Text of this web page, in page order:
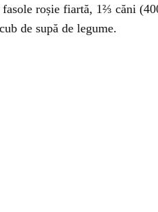
roșie fiartă, 1⅔ căni
de supă de legume.